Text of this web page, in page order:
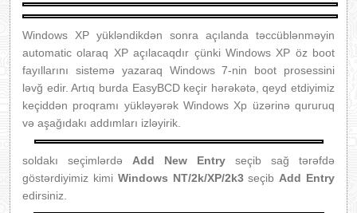
Windows XP yükləndikdən sonra açılanda təccüblənməyin
automatic olaraq XP açılacaqdır çünki Windows XP öz boot
fayıllarını sistemə yazaraq Windows 7-nin boot prosessini
ləvğ edir. Artıq burda EasyBCD keçir hərəkətə, qeyd etdiyimiz
keçiddən proqramı yükləyərək Windows Xp üzərinə qururuq
və aşağıdakı addımları izləyirik.
soldakı seçimlərdə Add New Entry seçib sağ tərəfdə
göstərdiyimiz kimi Windows NT/2k/XP/2k3seçib Add Entry
edirsiniz.